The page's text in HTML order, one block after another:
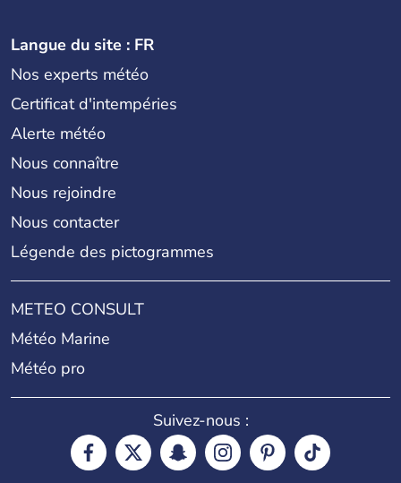
Langue du site : FR
Nos experts météo
Certificat d'intempéries
Alerte météo
Nous connaître
Nous rejoindre
Nous contacter
Légende des pictogrammes
METEO CONSULT
Météo Marine
Météo pro
Suivez-nous :